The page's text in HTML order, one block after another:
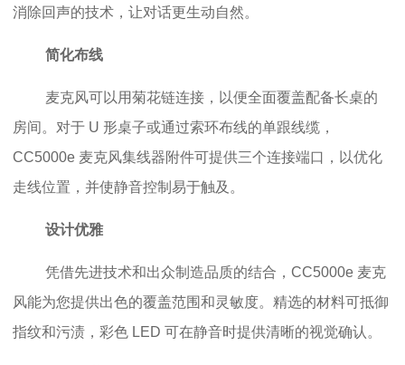
消除回声的技术，让对话更生动自然。
简化布线
麦克风可以用菊花链连接，以便全面覆盖配备长桌的
房间。对于 U 形桌子或通过索环布线的单跟线缆，
CC5000e 麦克风集线器附件可提供三个连接端口，以优化
走线位置，并使静音控制易于触及。
设计优雅
凭借先进技术和出众制造品质的结合，CC5000e 麦克
风能为您提供出色的覆盖范围和灵敏度。精选的材料可抵御
指纹和污渍，彩色 LED 可在静音时提供清晰的视觉确认。